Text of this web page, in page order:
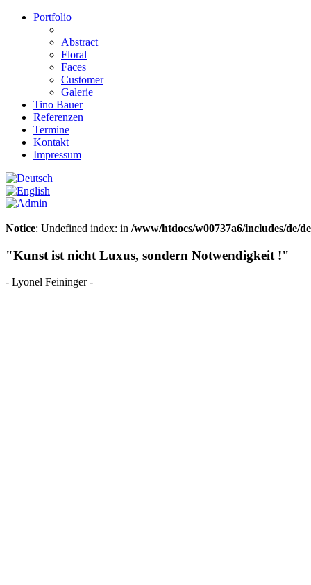
Portfolio
Abstract
Floral
Faces
Customer
Galerie
Tino Bauer
Referenzen
Termine
Kontakt
Impressum
Notice: Undefined index: in /www/htdocs/w00737a6/includes/de/
"Kunst ist nicht Luxus, sondern Notwendigkeit !"
- Lyonel Feininger -